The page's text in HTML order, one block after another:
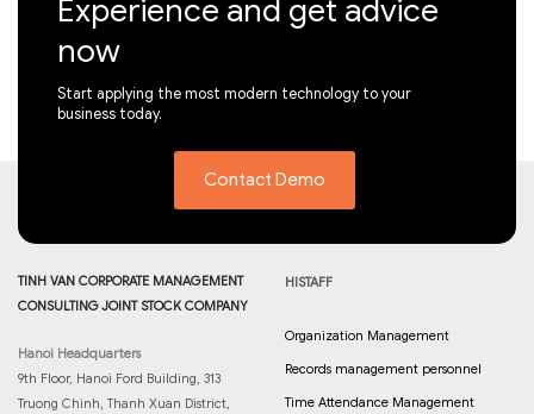
Experience and get advice
now
Start applying the most modern technology to your
business today.
Contact Demo
TINH VAN CORPORATE MANAGEMENT
CONSULTING JOINT STOCK COMPANY
Hanoi Headquarters
9th Floor, Hanoi Ford Building, 313
Truong Chinh, Thanh Xuan District,
HISTAFF
Organization Management
Records management personnel
Time Attendance Management